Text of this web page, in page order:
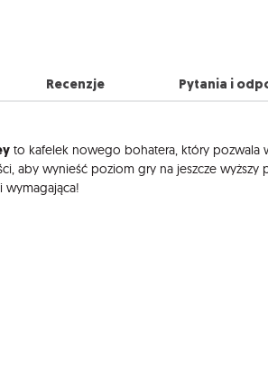
Recenzje Pytania i
to kafelek nowego bohatera, który pozwala
aby wynieść poziom gry na jeszcze wyższy
wymagająca!